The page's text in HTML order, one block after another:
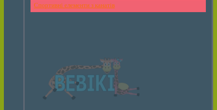
Спортивні елементи з канатів